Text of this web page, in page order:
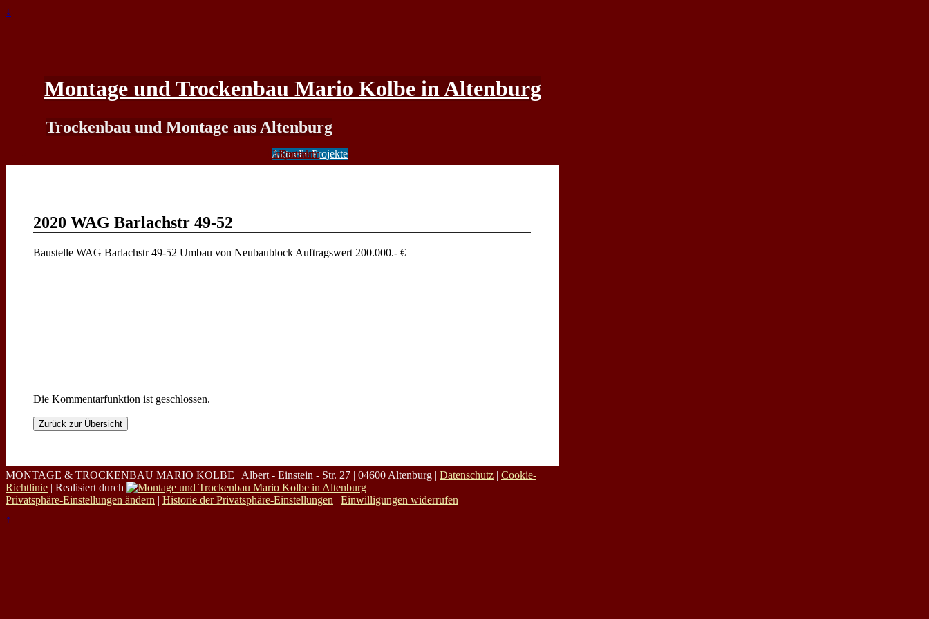
↓
Montage und Trockenbau Mario Kolbe in Altenburg
Trockenbau und Montage aus Altenburg
Unternehmen
Leistungen
Referenzen
Fertige Projekte
Aktuelle Projekte
Partner
Kontakt
Impressum
2020 WAG Barlachstr 49-52
Baustelle WAG Barlachstr 49-52 Umbau von Neubaublock Auftragswert 200.000.- €
Die Kommentarfunktion ist geschlossen.
Zurück zur Übersicht
MONTAGE & TROCKENBAU MARIO KOLBE | Albert - Einstein - Str. 27 | 04600 Altenburg | Datenschutz | Cookie-
Richtlinie | Realisiert durch
|
Privatsphäre-Einstellungen ändern | Historie der Privatsphäre-Einstellungen | Einwilligungen widerrufen
↑